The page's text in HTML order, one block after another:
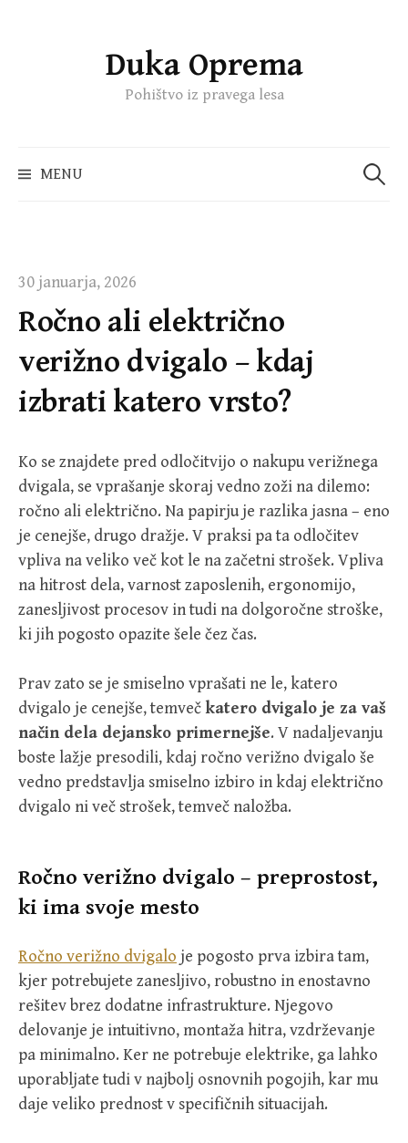
Duka Oprema
Pohištvo iz pravega lesa
MENU
30 januarja, 2026
Ročno ali električno
verižno dvigalo – kdaj
izbrati katero vrsto?
Ko se znajdete pred odločitvijo o nakupu verižnega
dvigala, se vprašanje skoraj vedno zoži na dilemo:
ročno ali električno. Na papirju je razlika jasna – eno
je cenejše, drugo dražje. V praksi pa ta odločitev
vpliva na veliko več kot le na začetni strošek. Vpliva
na hitrost dela, varnost zaposlenih, ergonomijo,
zanesljivost procesov in tudi na dolgoročne stroške,
ki jih pogosto opazite šele čez čas.
Prav zato se je smiselno vprašati ne le, katero
dvigalo je cenejše, temveč katero dvigalo je za vaš
način dela dejansko primernejše. V nadaljevanju
boste lažje presodili, kdaj ročno verižno dvigalo še
vedno predstavlja smiselno izbiro in kdaj električno
dvigalo ni več strošek, temveč naložba.
Ročno verižno dvigalo – preprostost,
ki ima svoje mesto
Ročno verižno dvigalo je pogosto prva izbira tam,
kjer potrebujete zanesljivo, robustno in enostavno
rešitev brez dodatne infrastrukture. Njegovo
delovanje je intuitivno, montaža hitra, vzdrževanje
pa minimalno. Ker ne potrebuje elektrike, ga lahko
uporabljate tudi v najbolj osnovnih pogojih, kar mu
daje veliko prednost v specifičnih situacijah.